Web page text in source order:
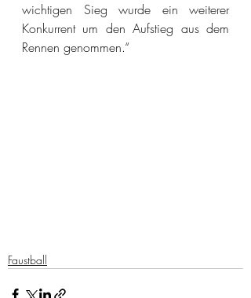
wichtigen Sieg wurde ein weiterer
Konkurrent um den Aufstieg aus dem
Rennen genommen.“
Faustball